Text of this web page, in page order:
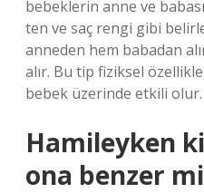
bebeklerin anne ve
ten ve saç rengi gibi
anneden hem babadan
alır. Bu tip fiziksel
bebek üzerinde etkili olur.
Hamileyken
ona benzer